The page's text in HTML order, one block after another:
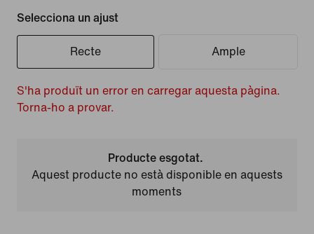
Selecciona un ajust
Recte Ample
S'ha produït un error en carregar aquesta pàgina.
Torna-ho a provar.
Producte esgotat.
Aquest producte no està disponible en aquests
moments